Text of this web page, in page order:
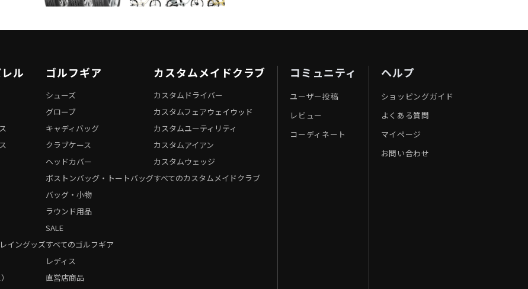
ル
イングッズ
ゴルフギア
レディス
直営店商品
シューズ
グローブ
キャディバッグ
クラブケース
ヘッドカバー
ボストンバッグ・トートバッグ
バッグ・小物
ラウンド用品
SALE
すべてのゴルフギア
カスタムメイドクラブ
カスタムドライバー
カスタムフェアウェイウッド
カスタムユーティリティ
カスタムアイアン
カスタムウェッジ
すべてのカスタムメイドクラブ
コミュニティ
ユーザー投稿
レビュー
コーディネート
ヘルプ
ショッピングガイド
よくある質問
マイページ
お問い合わせ